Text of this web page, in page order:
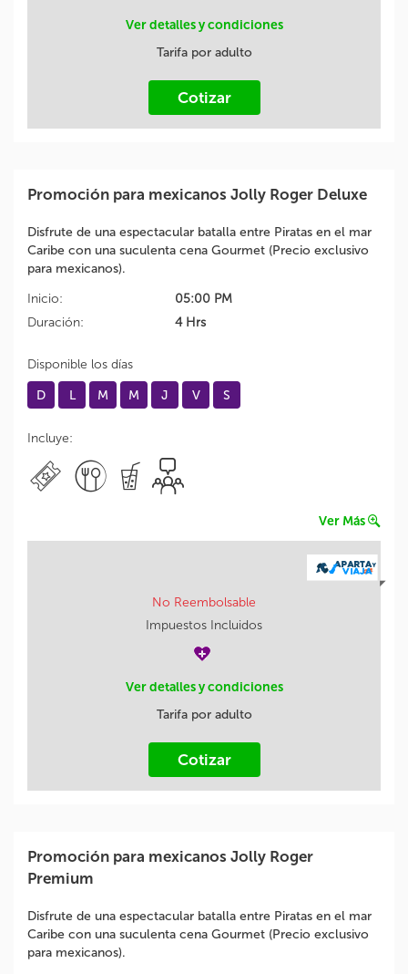
Ver detalles y condiciones
Tarifa por adulto
Cotizar
Promoción para mexicanos Jolly Roger Deluxe
Disfrute de una espectacular batalla entre Piratas en el mar
Caribe con una suculenta cena Gourmet (Precio exclusivo
para mexicanos).
Inicio:
Duración:
05:00 PM
4 Hrs
Disponible los días
D
L M M J V S
Incluye:
Ver Más
No Reembolsable
Impuestos Incluidos
Ver detalles y condiciones
Tarifa por adulto
Cotizar
Promoción para mexicanos Jolly Roger
Premium
Disfrute de una espectacular batalla entre Piratas en el mar
Caribe con una suculenta cena Gourmet (Precio exclusivo
para mexicanos).